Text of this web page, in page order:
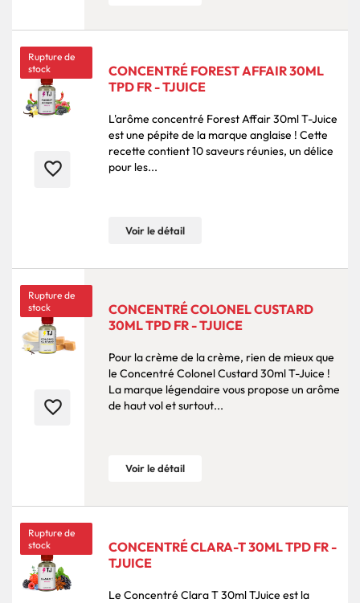
Rupture de
stock
favorite_border
CONCENTRÉ FOREST AFFAIR 30ML
TPD FR - TJUICE
L'arôme concentré Forest Affair 30ml T-Juice
est une pépite de la marque anglaise ! Cette
recette contient 10 saveurs réunies, un délice
pour les...
Voir le détail
Rupture de
stock
favorite_border
CONCENTRÉ COLONEL CUSTARD
30ML TPD FR - TJUICE
Pour la crème de la crème, rien de mieux que
le Concentré Colonel Custard 30ml T-Juice !
La marque légendaire vous propose un arôme
de haut vol et surtout...
Voir le détail
Rupture de
stock
CONCENTRÉ CLARA-T 30ML TPD FR -
TJUICE
Le Concentré Clara T 30ml TJuice est la